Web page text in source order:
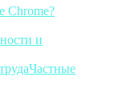
Chrome?
и
Частные